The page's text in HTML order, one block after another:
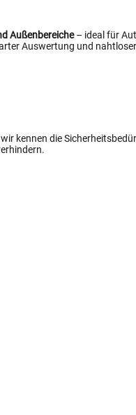
Außenbereiche– ideal für
Auswertung und
kennen die